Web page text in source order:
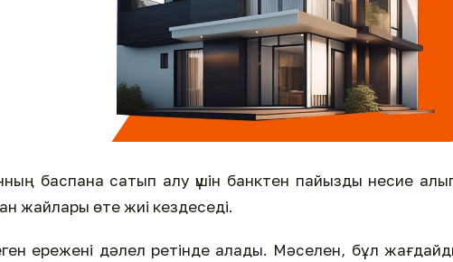
баспана сатып алу үшін банктен пайызды несие
жайлары өте жиі кездеседі.
ережені дәлел ретінде алады. Мәселен, бұл